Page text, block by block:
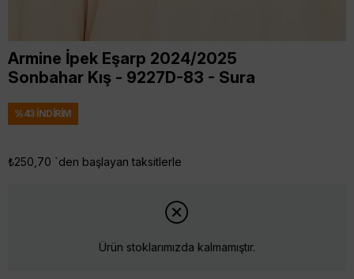
Armine İpek Eşarp 2024/2025
Sonbahar Kış - 9227D-83 - Sura
%43İNDIRIM
₺250,70 `den başlayan taksitlerle
Ürün stoklarımızda kalmamıştır.